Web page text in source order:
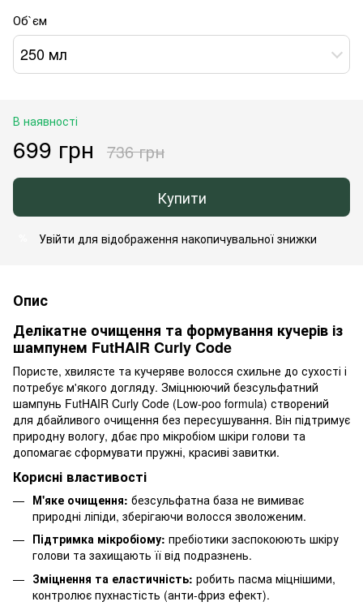
Об`єм
250 мл
В наявності
699 грн 736 грн
Купити
Увійти для відображення накопичувальної знижки
Опис
Делікатне очищення та формування кучерів із
шампунем FutHAIR Curly Code
Пористе, хвилясте та кучеряве волосся схильне до сухості і
потребує м'якого догляду. Зміцнюючий безсульфатний
шампунь FutHAIR Curly Code (Low-poo formula) створений
для дбайливого очищення без пересушування. Він підтримує
природну вологу, дбає про мікробіом шкіри голови та
допомагає сформувати пружні, красиві завитки.
Корисні властивості
М'яке очищення: безсульфатна база не вимиває
природні ліпіди, зберігаючи волосся зволоженим.
Підтримка мікробіому: пребіотики заспокоюють шкіру
голови та захищають її від подразнень.
Зміцнення та еластичність: робить пасма міцнішими,
контролює пухнастість (анти-фриз ефект).